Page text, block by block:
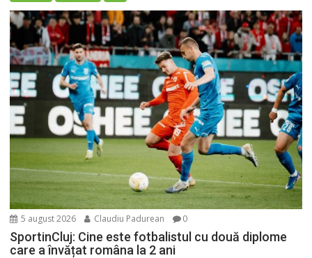
5 august 2026 Claudiu Padurean 0
SportinCluj: Cine este fotbalistul cu două diplome
care a învățat româna la 2 ani